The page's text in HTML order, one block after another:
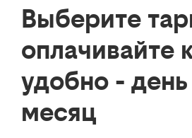
Выберите
оплачивайте
удобно -
месяц